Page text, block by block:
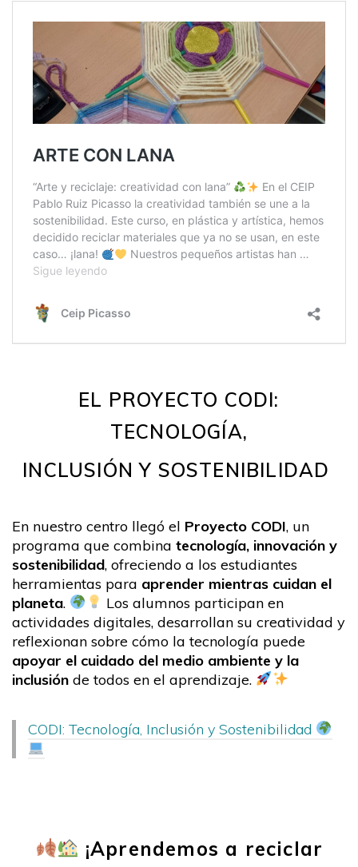
EL PROYECTO CODI:
TECNOLOGÍA,
INCLUSIÓN Y SOSTENIBILIDAD
En nuestro centro llegó el Proyecto CODI, un
programa que combina tecnología, innovación y
sostenibilidad, ofreciendo a los estudiantes
herramientas para aprender mientras cuidan el
planeta.
Los alumnos participan en
actividades digitales, desarrollan su creatividad y
reflexionan sobre cómo la tecnología puede
apoyar el cuidado del medio ambiente y la
inclusión de todos en el aprendizaje.
CODI: Tecnología, Inclusión y Sostenibilidad
¡Aprendemos a reciclar